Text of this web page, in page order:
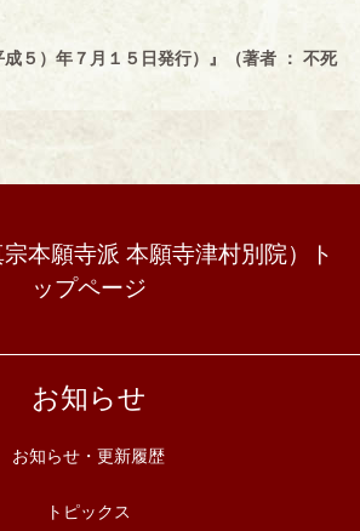
成５）年７月１５日発行）』（著者 ： 不死
本願寺派 本願寺津村別院）ト
ップページ
お知らせ
お知らせ・更新履歴
トピックス